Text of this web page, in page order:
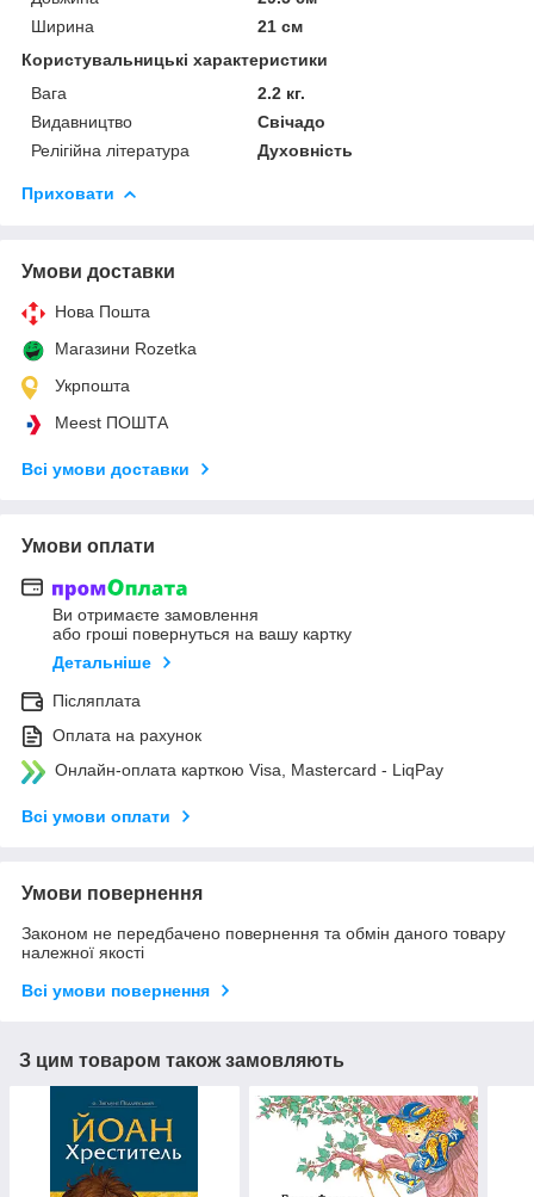
Ширина
21 см
Користувальницькі характеристики
Вага
2.2 кг.
Видавництво
Свічадо
Релігійна література
Духовність
Приховати
Умови доставки
Нова Пошта
Магазини Rozetka
Укрпошта
Meest ПОШТА
Всі умови доставки
Умови оплати
Ви отримаєте замовлення
або гроші повернуться на вашу картку
Детальніше
Післяплата
Оплата на рахунок
Онлайн-оплата карткою Visa, Mastercard - LiqPay
Всі умови оплати
Умови повернення
Законом не передбачено повернення та обмін даного товару
належної якості
Всі умови повернення
З цим товаром також замовляють